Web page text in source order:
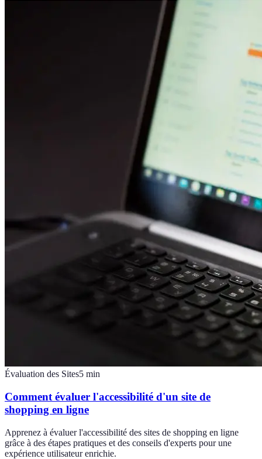
Évaluation des Sites5 min
Comment évaluer l'accessibilité d'un site de
shopping en ligne
Apprenez à évaluer l'accessibilité des sites de shopping en ligne
grâce à des étapes pratiques et des conseils d'experts pour une
expérience utilisateur enrichie.